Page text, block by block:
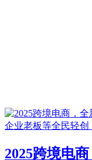
2025跨境电